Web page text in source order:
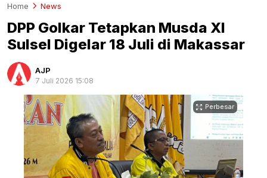
Home News
DPP Golkar Tetapkan Musda XI
Sulsel Digelar 18 Juli di Makassar
AJP
7 Juli 2026 15:08
Perbesar